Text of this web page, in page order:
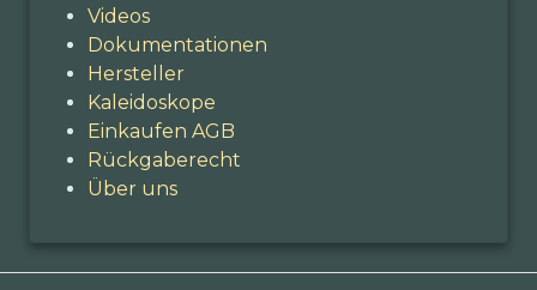
Videos
Dokumentationen
Hersteller
Kaleidoskope
Einkaufen AGB
Rückgaberecht
Über uns